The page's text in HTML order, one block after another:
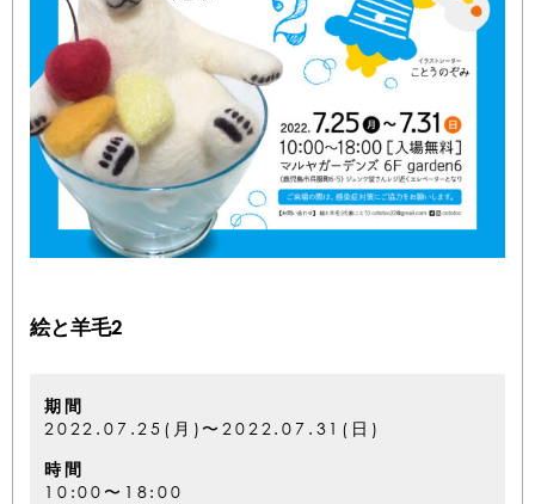
絵と羊毛2
期間
2022.07.25(月)〜2022.07.31(日)
時間
10:00〜18:00